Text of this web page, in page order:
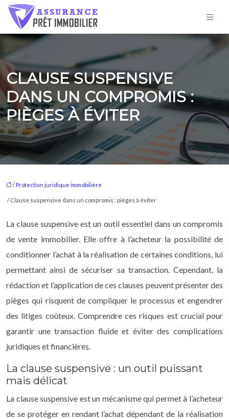
CLAUSE SUSPENSIVE
DANS UN COMPROMIS :
PIÈGES À ÉVITER
/ Protection juridique immobilière
/ Clause suspensive dans un compromis : pièges à éviter
La clause suspensive est un outil essentiel dans un compromis
de vente immobilier. Elle offre à l’acheteur la possibilité de
conditionner l’achat à la réalisation de certaines conditions, lui
permettant ainsi de sécuriser sa transaction. Cependant, la
rédaction et l’application de ces clauses peuvent présenter des
pièges qui risquent de compliquer le processus et engendrer
des litiges coûteux. Comprendre ces risques est crucial pour
garantir une transaction fluide et éviter des complications
juridiques et financières.
La clause suspensive : un outil puissant
mais délicat
La clause suspensive est un mécanisme qui permet à l’acheteur
de se protéger en rendant l’achat dépendant de la réalisation